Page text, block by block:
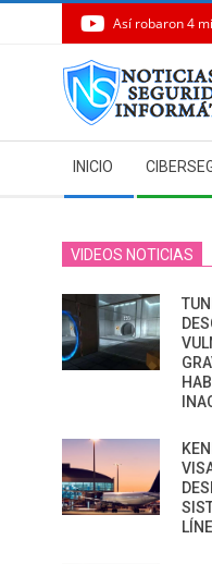
Así robaron 4
Navigation
Menu
INICIO
VIDEOS NOTICIAS